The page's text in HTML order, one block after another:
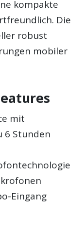
kompakte
Die
robust
mobiler
mit
6 Stunden
Eingang